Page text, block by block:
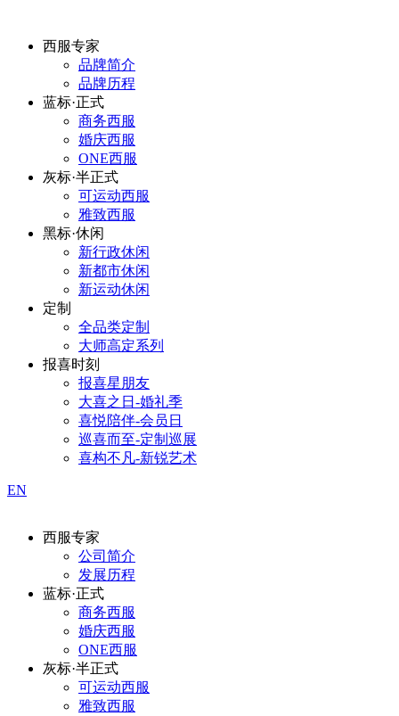
西服专家
品牌简介
品牌历程
蓝标·正式
商务西服
婚庆西服
ONE西服
灰标·半正式
可运动西服
雅致西服
黑标·休闲
新行政休闲
新都市休闲
新运动休闲
定制
全品类定制
大师高定系列
报喜时刻
报喜星朋友
大喜之日-婚礼季
喜悦陪伴-会员日
巡喜而至-定制巡展
喜构不凡-新锐艺术
EN
西服专家
公司简介
发展历程
蓝标·正式
商务西服
婚庆西服
ONE西服
灰标·半正式
可运动西服
雅致西服